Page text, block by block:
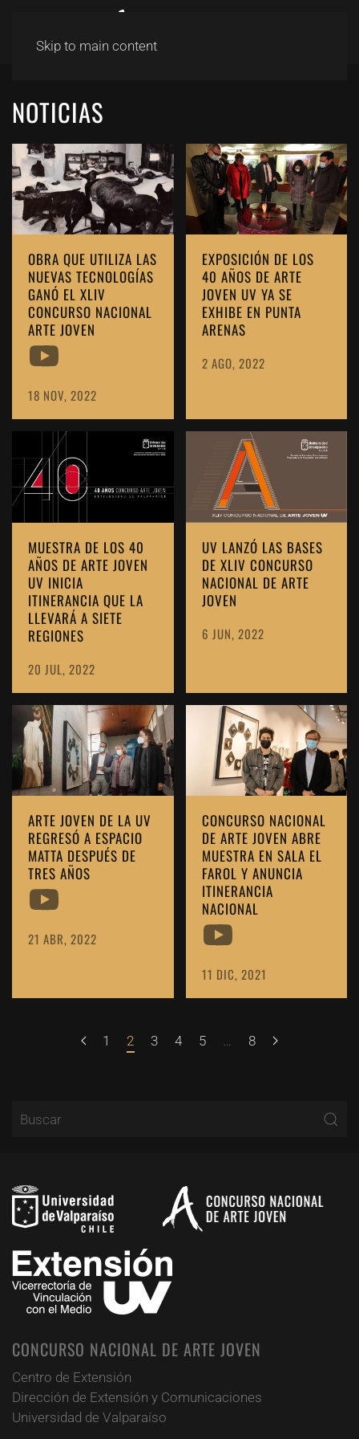
Skip to main content
NOTICIAS
OBRA QUE UTILIZA LAS
NUEVAS TECNOLOGÍAS
GANÓ EL XLIV
CONCURSO NACIONAL
ARTE JOVEN
18 NOV, 2022
EXPOSICIÓN DE LOS
40 AÑOS DE ARTE
JOVEN UV YA SE
EXHIBE EN PUNTA
ARENAS
2 AGO, 2022
MUESTRA DE LOS 40
AÑOS DE ARTE JOVEN
UV INICIA
ITINERANCIA QUE LA
LLEVARÁ A SIETE
REGIONES
20 JUL, 2022
UV LANZÓ LAS BASES
DE XLIV CONCURSO
NACIONAL DE ARTE
JOVEN
6 JUN, 2022
ARTE JOVEN DE LA UV
REGRESÓ A ESPACIO
MATTA DESPUÉS DE
TRES AÑOS
21 ABR, 2022
CONCURSO NACIONAL
DE ARTE JOVEN ABRE
MUESTRA EN SALA EL
FAROL Y ANUNCIA
ITINERANCIA
NACIONAL
11 DIC, 2021
1 2 3 4 5 … 8
CONCURSO NACIONAL DE ARTE JOVEN
Centro de Extensión
Dirección de Extensión y Comunicaciones
Universidad de Valparaíso